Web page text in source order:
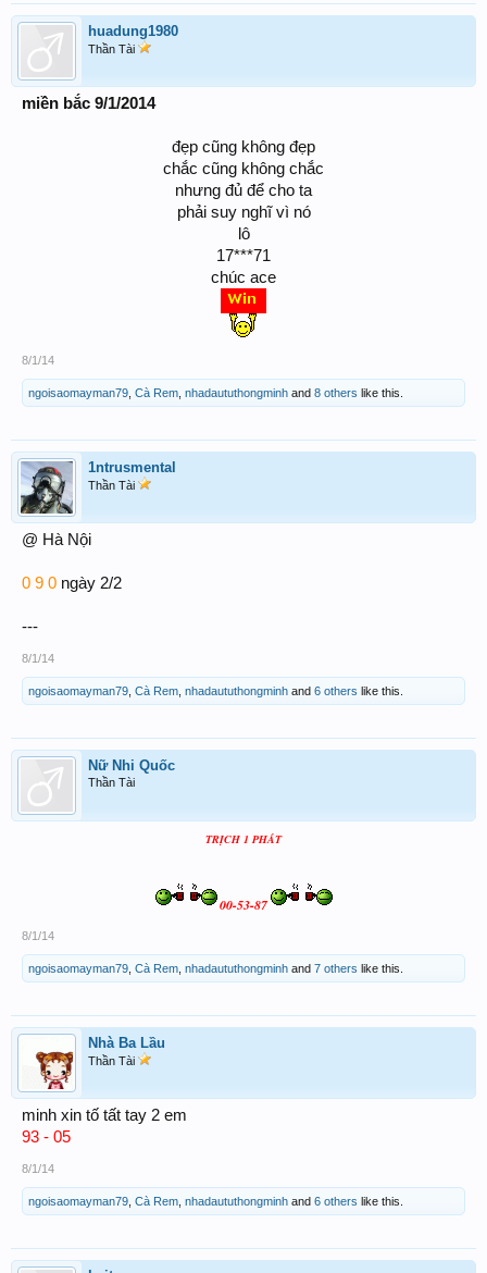
huadung1980
Thần Tài
miền bắc 9/1/2014
đẹp cũng không đẹp
chắc cũng không chắc
nhưng đủ để cho ta
phải suy nghĩ vì nó
lô
17***71
chúc ace
8/1/14
ngoisaomayman79 Cà Rem nhadaututhongminh and 8 others like this.
1ntrusmental
Thần Tài
@ Hà Nội
0 9 0 ngày 2/2
---
8/1/14
ngoisaomayman79 Cà Rem nhadaututhongminh and 6 others like this.
Nữ Nhi Quốc
Thần Tài
TRỊCH 1 PHÁT
00-53-87
8/1/14
ngoisaomayman79 Cà Rem nhadaututhongminh and 7 others like this.
Nhà Ba Lầu
Thần Tài
minh xin tố tất tay 2 em
93 - 05
8/1/14
ngoisaomayman79 Cà Rem nhadaututhongminh and 6 others like this.